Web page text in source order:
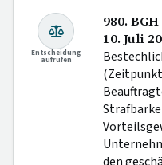
Entscheidung
aufrufen
980.
10. Juli